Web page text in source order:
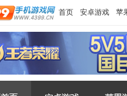
首页 安卓游戏 苹